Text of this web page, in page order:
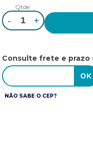
Qtde.
- +
Consulte frete e prazo
NÃO SABE O CEP?